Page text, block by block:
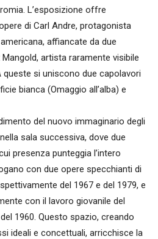
L’esposizione offre
di Carl Andre, protagonista
affiancate da due
artista raramente visibile
queste si uniscono due capolavori
bianca (Omaggio all’alba) e
del nuovo immaginario degli
sala successiva, dove due
presenza punteggia l’intero
con due opere specchianti di
del 1967 e del 1979, e
con il lavoro giovanile del
1960. Questo spazio, creando
ideali e concettuali, arricchisce la